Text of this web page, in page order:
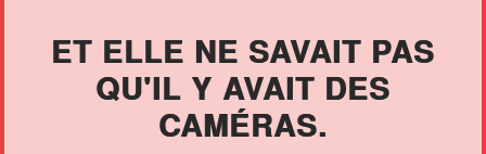
ET ELLE NE SAVAIT PAS
QU'IL Y AVAIT DES
CAMÉRAS.